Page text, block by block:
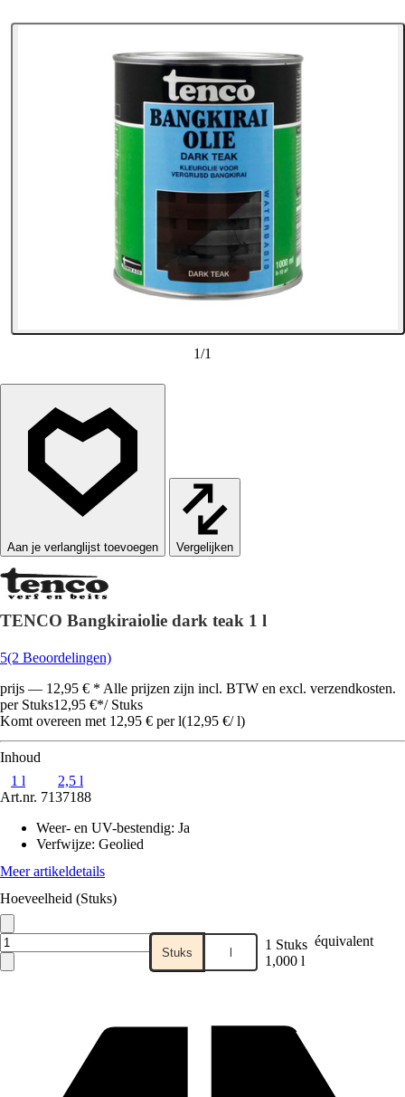
1/1
Vergelijken
TENCO Bangkiraiolie dark teak 1 l
5(2 Beoordelingen)
prijs — 12,95 € * Alle prijzen zijn incl. BTW en excl. verzendkosten.
per Stuks12,95 €*/ Stuks
Komt overeen met 12,95 € per l(12,95 €/ l)
Inhoud
1 l
2,5 l
Art.nr. 7137188
Weer- en UV-bestendig: Ja
Verfwijze: Geolied
Meer artikeldetails
Hoeveelheid (Stuks)
Stuks l 1 Stuks équivalent
1,000 l